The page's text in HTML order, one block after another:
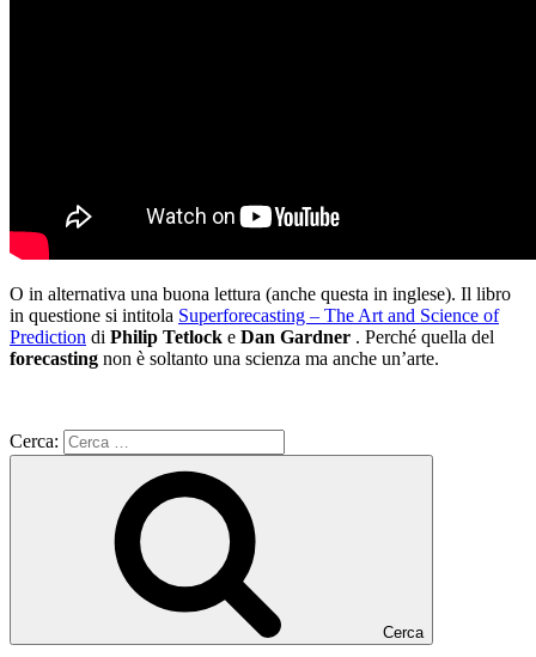
O in alternativa una buona lettura (anche questa in inglese). Il libro
in questione si intitola Superforecasting – The Art and Science of
Prediction di Philip Tetlock e Dan Gardner . Perché quella del
forecasting non è soltanto una scienza ma anche un’arte.
Cerca:
Cerca